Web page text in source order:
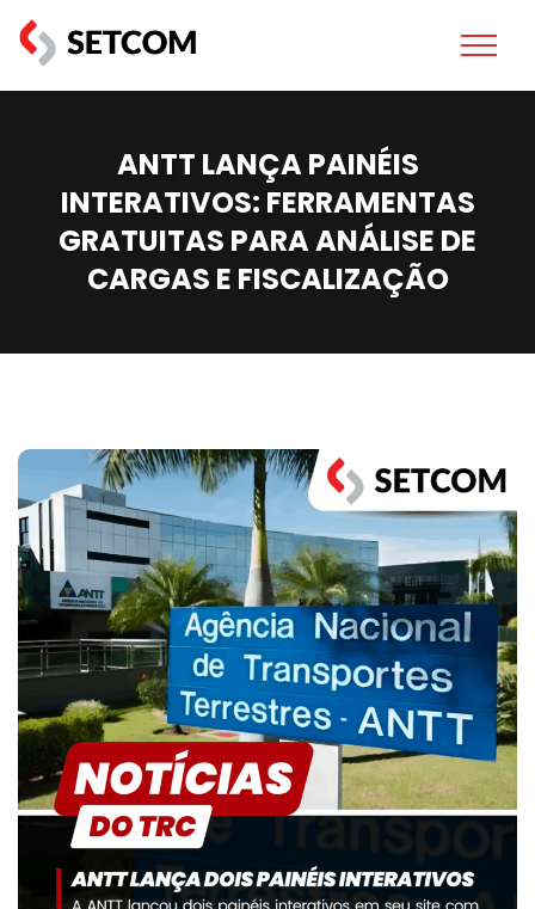
ANTT LANÇA PAINÉIS
INTERATIVOS: FERRAMENTAS
GRATUITAS PARA ANÁLISE DE
CARGAS E FISCALIZAÇÃO